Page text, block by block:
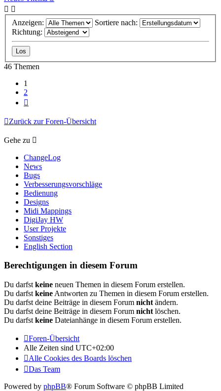
Anzeigen:
Sortiere nach:
Richtung:
46 Themen
1
2
Zurück zur Foren-Übersicht
Gehe zu
ChangeLog
News
Bugs
Verbesserungsvorschläge
Bedienung
Designs
Midi Mappings
DigiJay HW
User Projekte
Sonstiges
English Section
Berechtigungen in diesem Forum
Du darfst keine neuen Themen in diesem Forum erstellen.
Du darfst keine Antworten zu Themen in diesem Forum erstellen.
Du darfst deine Beiträge in diesem Forum nicht ändern.
Du darfst deine Beiträge in diesem Forum nicht löschen.
Du darfst keine Dateianhänge in diesem Forum erstellen.
Foren-Übersicht
Alle Zeiten sind UTC+02:00
Alle Cookies des Boards löschen
Das Team
Powered by phpBB® Forum Software © phpBB Limited